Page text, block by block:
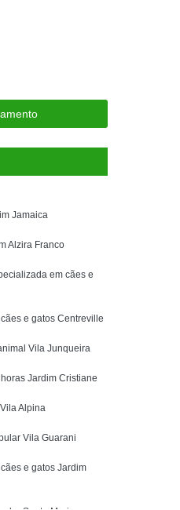
Próxima
para Cães
Jamaica
Alzira Franco
em cães e
e gatos Centreville
Vila Junqueira
Jardim Cristiane
Alpina
Vila Guarani
e gatos Jardim